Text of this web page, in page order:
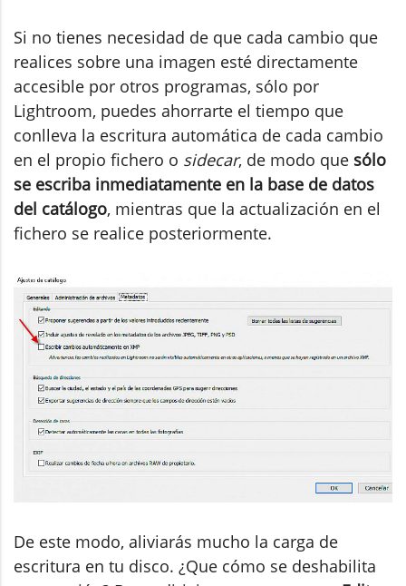
Si no tienes necesidad de que cada cambio que
realices sobre una imagen esté directamente
accesible por otros programas, sólo por
Lightroom, puedes ahorrarte el tiempo que
conlleva la escritura automática de cada cambio
en el propio fichero o sidecar, de modo que sólo
se escriba inmediatamente en la base de datos
del catálogo, mientras que la actualización en el
fichero se realice posteriormente.
De este modo, aliviarás mucho la carga de
escritura en tu disco. ¿Que cómo se deshabilita